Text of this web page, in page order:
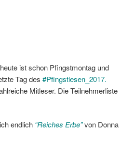
ist schon Pfingstmontag und
Tag des #Pfingstlesen_2017.
Mitleser. Die Teilnehmerliste
endlich “Reiches Erbe”von Donna